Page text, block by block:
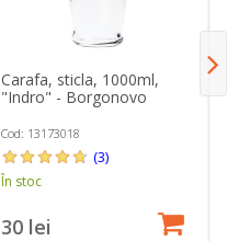
Carafa, sticla, 1000ml,
"Indro" - Borgonovo
Cod: 13173018
(3)
În stoc
30 lei